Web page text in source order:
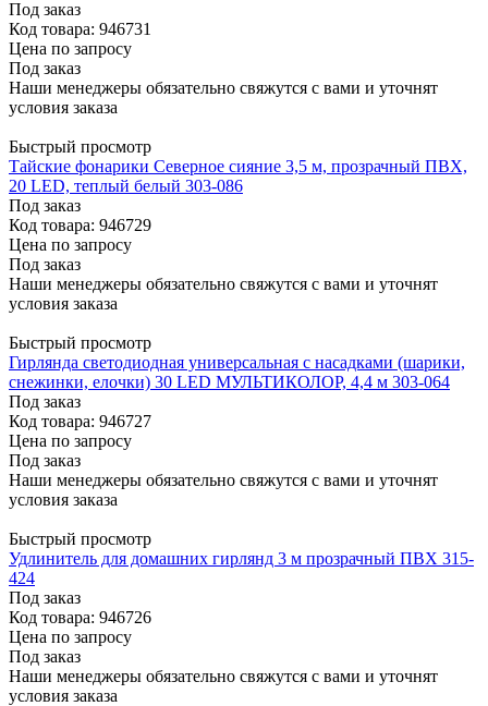
Под заказ
Код товара: 946731
Цена по запросу
Под заказ
Наши менеджеры обязательно свяжутся с вами и уточнят
условия заказа
Быстрый просмотр
Тайские фонарики Северное сияние 3,5 м, прозрачный ПВХ,
20 LED, теплый белый 303-086
Под заказ
Код товара: 946729
Цена по запросу
Под заказ
Наши менеджеры обязательно свяжутся с вами и уточнят
условия заказа
Быстрый просмотр
Гирлянда светодиодная универсальная с насадками (шарики,
снежинки, елочки) 30 LED МУЛЬТИКОЛОР, 4,4 м 303-064
Под заказ
Код товара: 946727
Цена по запросу
Под заказ
Наши менеджеры обязательно свяжутся с вами и уточнят
условия заказа
Быстрый просмотр
Удлинитель для домашних гирлянд 3 м прозрачный ПВХ 315-
424
Под заказ
Код товара: 946726
Цена по запросу
Под заказ
Наши менеджеры обязательно свяжутся с вами и уточнят
условия заказа